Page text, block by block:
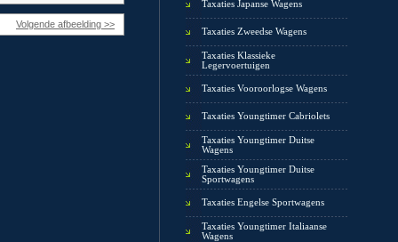
Volgende afbeelding >>
Taxaties Japanse Wagens
Taxaties Zweedse Wagens
Taxaties Klassieke
Legervoertuigen
Taxaties Vooroorlogse Wagens
Taxaties Youngtimer Cabriolets
Taxaties Youngtimer Duitse
Wagens
Taxaties Youngtimer Duitse
Sportwagens
Taxaties Engelse Sportwagens
Taxaties Youngtimer Italiaanse
Wagens